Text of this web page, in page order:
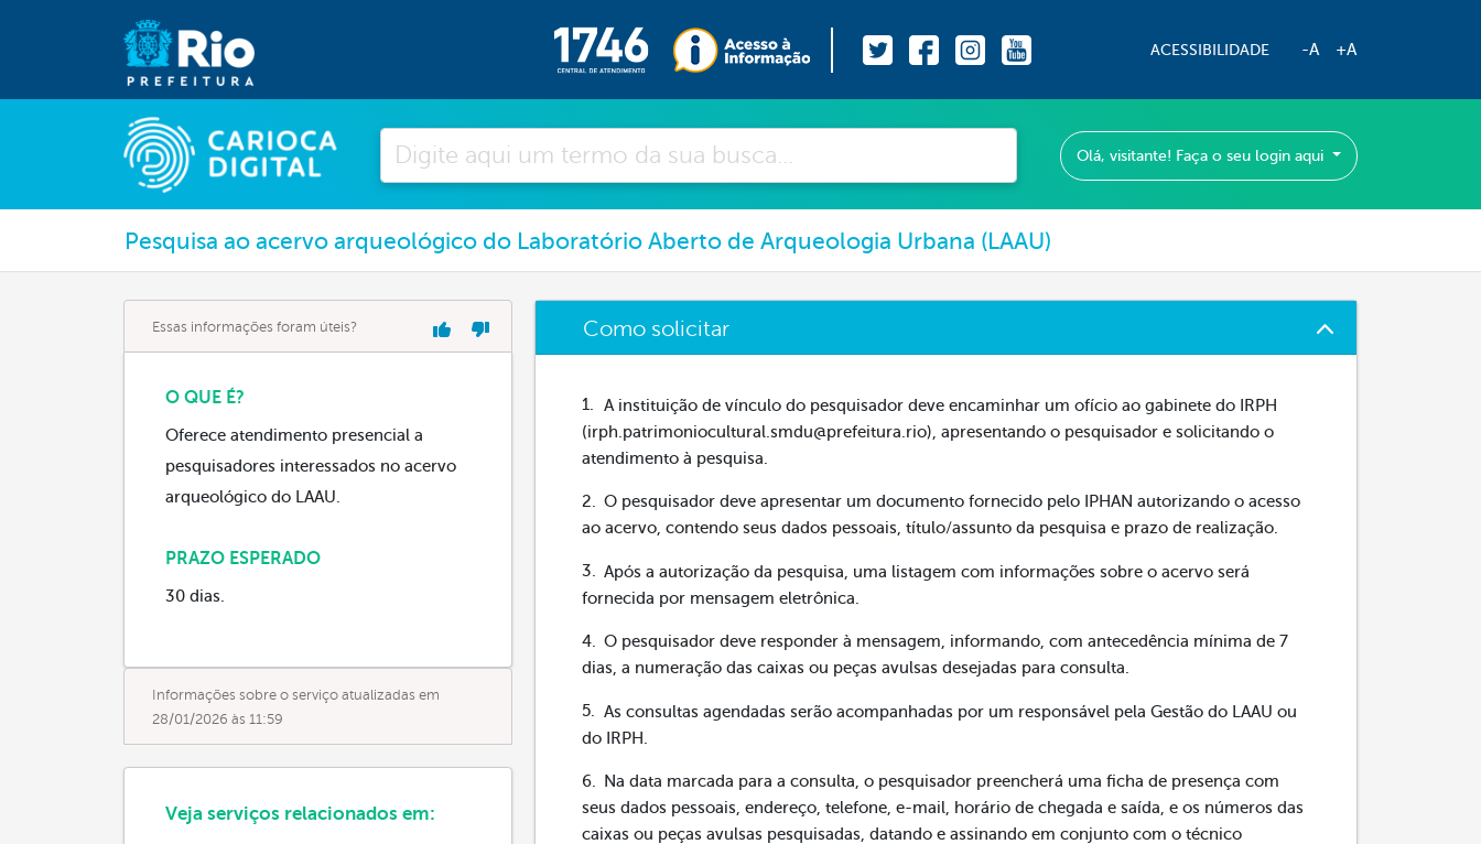
ACESSIBILIDADE -A +A
Pesquisar
Olá, visitante! Faça o seu login aqui
Pesquisa ao acervo arqueológico do Laboratório Aberto de Arqueologia Urbana (LAAU)
Essas informações foram úteis?
O QUE É?
Oferece atendimento presencial a
pesquisadores interessados no acervo
arqueológico do LAAU.
PRAZO ESPERADO
30 dias.
Informações sobre o serviço atualizadas em
28/01/2026 às 11:59
Veja serviços relacionados em:
Como solicitar
A instituição de vínculo do pesquisador deve encaminhar um ofício ao gabinete do IRPH
(irph.patrimoniocultural.smdu@prefeitura.rio), apresentando o pesquisador e solicitando o
atendimento à pesquisa.
O pesquisador deve apresentar um documento fornecido pelo IPHAN autorizando o acesso
ao acervo, contendo seus dados pessoais, título/assunto da pesquisa e prazo de realização.
Após a autorização da pesquisa, uma listagem com informações sobre o acervo será
fornecida por mensagem eletrônica.
O pesquisador deve responder à mensagem, informando, com antecedência mínima de 7
dias, a numeração das caixas ou peças avulsas desejadas para consulta.
As consultas agendadas serão acompanhadas por um responsável pela Gestão do LAAU ou
do IRPH.
Na data marcada para a consulta, o pesquisador preencherá uma ficha de presença com
seus dados pessoais, endereço, telefone, e-mail, horário de chegada e saída, e os números das
caixas ou peças avulsas pesquisadas, datando e assinando em conjunto com o técnico